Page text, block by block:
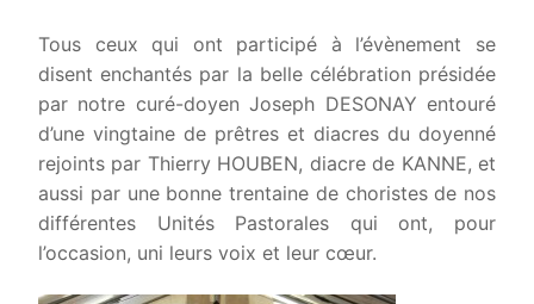
Tous ceux qui ont participé à l’évènement se
disent enchantés par la belle célébration présidée
par notre curé-doyen Joseph DESONAY entouré
d’une vingtaine de prêtres et diacres du doyenné
rejoints par Thierry HOUBEN, diacre de KANNE, et
aussi par une bonne trentaine de choristes de nos
différentes Unités Pastorales qui ont, pour
l’occasion, uni leurs voix et leur cœur.